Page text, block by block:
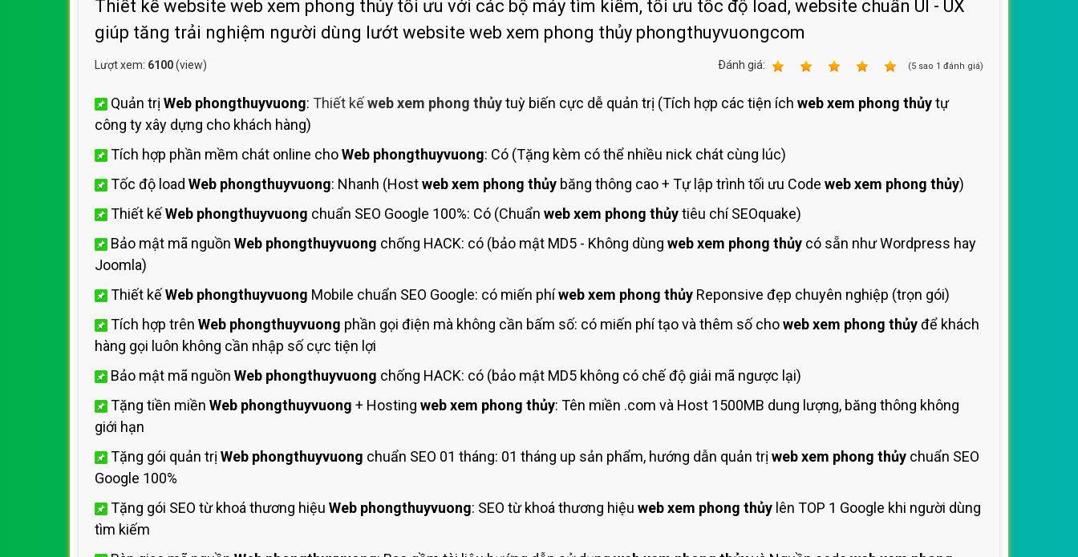
Bảng giá quảng cáo Facebook
Bảng giá SEO Website
Thiết kế website web xem phong thủy tối ưu với các bộ máy tìm kiếm, tối ưu tốc độ load, website chuẩn UI - UX
giúp tăng trải nghiệm người dùng lướt website web xem phong thủy phongthuyvuongcom
Lượt xem: 6100(view) Ðánh giá: (5 sao 1 đánh giá)
Quản trị Web phongthuyvuong: Thiết kếweb xem phong thủytuỳ biến cực dễ quản trị (Tích hợp các tiện ích web xem phong thủytự
công ty xây dựng cho khách hàng)
Tích hợp phần mềm chát online choWeb phongthuyvuong: Có (Tặng kèm có thể nhiều nick chát cùng lúc)
Tốc độ load Web phongthuyvuong: Nhanh (Hostweb xem phong thủy băng thông cao + Tự lập trình tối ưu Code web xem phong thủy)
Thiết kếWeb phongthuyvuong chuẩn SEO Google 100%: Có (Chuẩn web xem phong thủytiêu chí SEOquake)
Bảo mật mã nguồn Web phongthuyvuong chống HACK: có (bảo mật MD5 - Không dùng web xem phong thủy có sẵn như Wordpress hay
Joomla)
Thiết kếWeb phongthuyvuong Mobile chuẩn SEO Google: có miến phíweb xem phong thủy Reponsive đẹp chuyên nghiệp (trọn gói)
Tích hợp trên Web phongthuyvuong phần gọi điện mà không cần bấm số: có miến phí tạo và thêm số choweb xem phong thủyđể khách
hàng gọi luôn không cần nhập số cực tiện lợi
Bảo mật mã nguồn Web phongthuyvuong chống HACK: có (bảo mật MD5 không có chế độ giải mã ngược lại)
Tặng tiền miền Web phongthuyvuong + Hosting web xem phong thủy: Tên miền .com và Host 1500MB dung lượng, băng thông không
giới hạn
Tặng gói quản trị Web phongthuyvuong chuẩn SEO 01 tháng: 01 tháng up sản phẩm, hướng dẫn quản trị web xem phong thủy chuẩn SEO
Google 100%
Tặng gói SEO từ khoá thương hiệu Web phongthuyvuong: SEO từ khoá thương hiệu web xem phong thủy lên TOP 1 Google khi người dùng
tìm kiếm